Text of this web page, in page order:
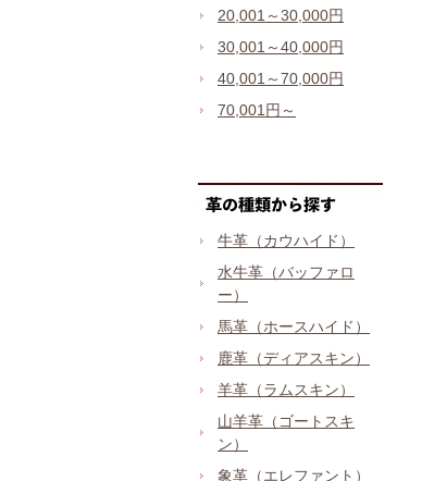
20,001～30,000円
30,001～40,000円
40,001～70,000円
70,001円～
牛革（カウハイド）
水牛革（バッファロ
ー）
馬革（ホースハイド）
鹿革（ディアスキン）
羊革（ラムスキン）
山羊革（ゴートスキ
ン）
象革（エレファント）